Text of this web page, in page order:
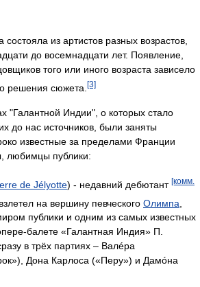
состояла из артистов разных возрастов,
до восемнадцати лет. Появление,
того или иного возраста зависело
решения сюжета. [3]
"Галантной Индии", о которых стало
до нас источников, были заняты
известные за пределами Франции
любимцы публики:
de Jélyotte) - недавний дебютант [комм.
на вершину певческого Олимпа
публики и одним из самых известных
балете «Галантная Индия» П.
в трёх партиях – Валéра
Дона Карлоса («Перу») и Дамóна